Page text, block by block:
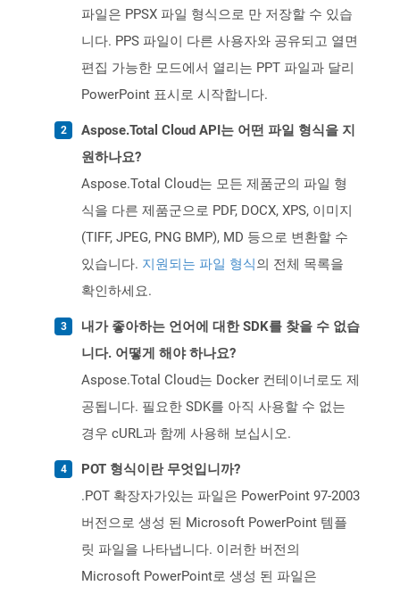
파일은 PPSX 파일 형식으로 만 저장할 수 있습
니다. PPS 파일이 다른 사용자와 공유되고 열면
편집 가능한 모드에서 열리는 PPT 파일과 달리
PowerPoint 표시로 시작합니다.
Aspose.Total Cloud API는 어떤 파일 형식을 지
원하나요?
Aspose.Total Cloud는 모든 제품군의 파일 형
식을 다른 제품군으로 PDF, DOCX, XPS, 이미지
(TIFF, JPEG, PNG BMP), MD 등으로 변환할 수
있습니다. 지원되는 파일 형식의 전체 목록을
확인하세요.
내가 좋아하는 언어에 대한 SDK를 찾을 수 없습
니다. 어떻게 해야 하나요?
Aspose.Total Cloud는 Docker 컨테이너로도 제
공됩니다. 필요한 SDK를 아직 사용할 수 없는
경우 cURL과 함께 사용해 보십시오.
POT 형식이란 무엇입니까?
.POT 확장자가있는 파일은 PowerPoint 97-2003
버전으로 생성 된 Microsoft PowerPoint 템플
릿 파일을 나타냅니다. 이러한 버전의
Microsoft PowerPoint로 생성 된 파일은